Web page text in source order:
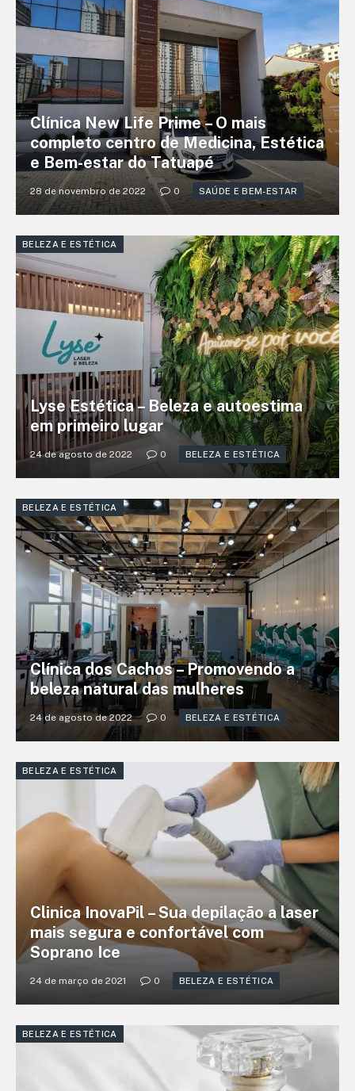
Clínica New Life Prime – O mais
completo centro de Medicina, Estética
e Bem-estar do Tatuapé
28 de novembro de 2022 0 SAÚDE E BEM-ESTAR
BELEZA E ESTÉTICA
Lyse Estética – Beleza e autoestima
em primeiro lugar
24 de agosto de 2022 0 BELEZA E ESTÉTICA
BELEZA E ESTÉTICA
Clínica dos Cachos – Promovendo a
beleza natural das mulheres
24 de agosto de 2022 0 BELEZA E ESTÉTICA
BELEZA E ESTÉTICA
Clinica InovaPil – Sua depilação a laser
mais segura e confortável com
Soprano Ice
24 de março de 2021 0 BELEZA E ESTÉTICA
BELEZA E ESTÉTICA